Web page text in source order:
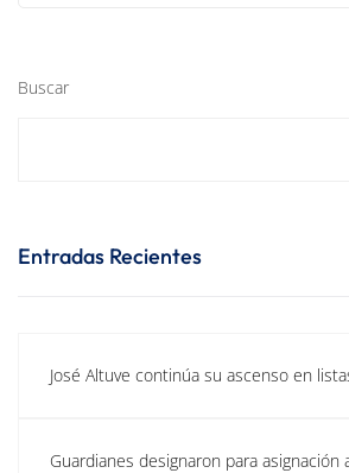
Buscar
Entradas Recientes
José Altuve continúa su ascenso en
Guardianes designaron para asignación